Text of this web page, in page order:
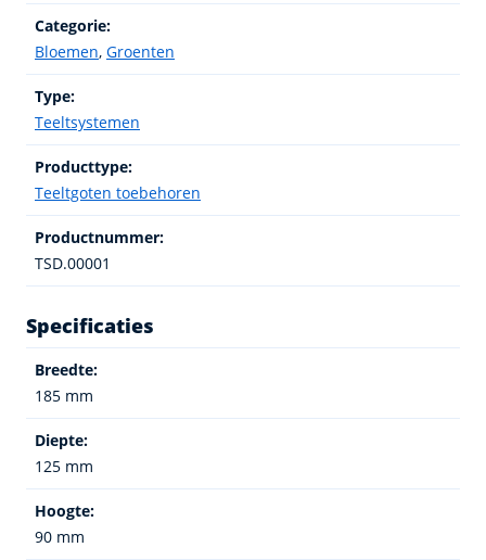
Categorie:
Bloemen, Groenten
Type:
Teeltsystemen
Producttype:
Teeltgoten toebehoren
Productnummer:
TSD.00001
Specificaties
Breedte:
185 mm
Diepte:
125 mm
Hoogte:
90 mm